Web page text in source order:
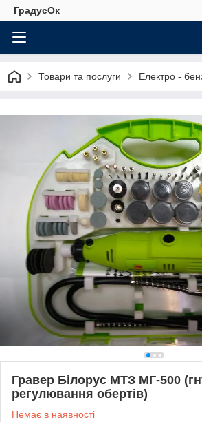
ГрадусОк
Товари та послуги Електро -
Гравер Білорус МТЗ МГ-500
регулювання обертів)
Немає в наявності